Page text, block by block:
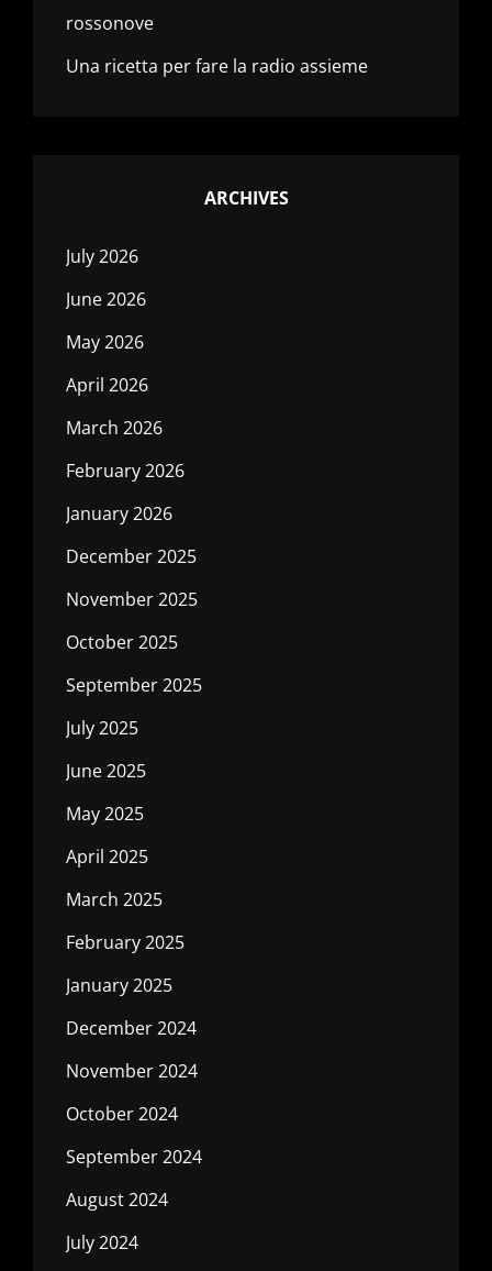
rossonove
Una ricetta per fare la radio assieme
ARCHIVES
July 2026
June 2026
May 2026
April 2026
March 2026
February 2026
January 2026
December 2025
November 2025
October 2025
September 2025
July 2025
June 2025
May 2025
April 2025
March 2025
February 2025
January 2025
December 2024
November 2024
October 2024
September 2024
August 2024
July 2024